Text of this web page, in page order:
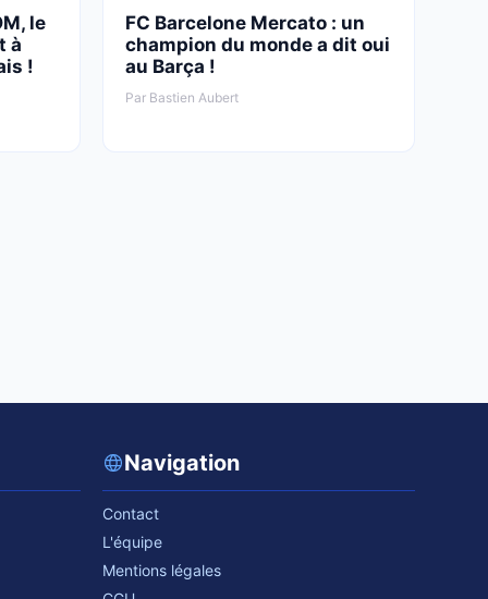
le
à
!
FC Barcelone Mercato : un
champion du monde a dit oui
au Barça !
Par Bastien Aubert
Navigation
Contact
L'équipe
Mentions légales